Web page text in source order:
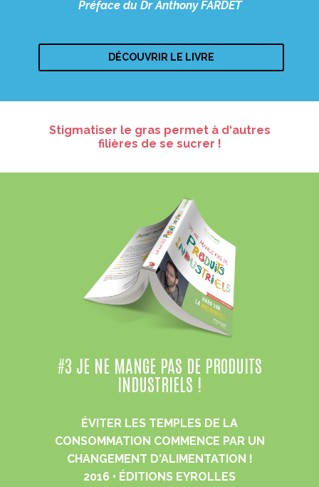
Préface du Dr Anthony FARDET
DÉCOUVRIR LE LIVRE
Stigmatiser le gras permet à d‘autres
filières de se sucrer !
#3 JE NE MANGE PAS DE PRODUITS
INDUSTRIELS !
ÉVITER LES TEMPLES DE LA
CONSOMMATION COMMENCE PAR UN
CHANGEMENT D'ALIMENTATION !
2016 • ÉDITIONS EYROLLES